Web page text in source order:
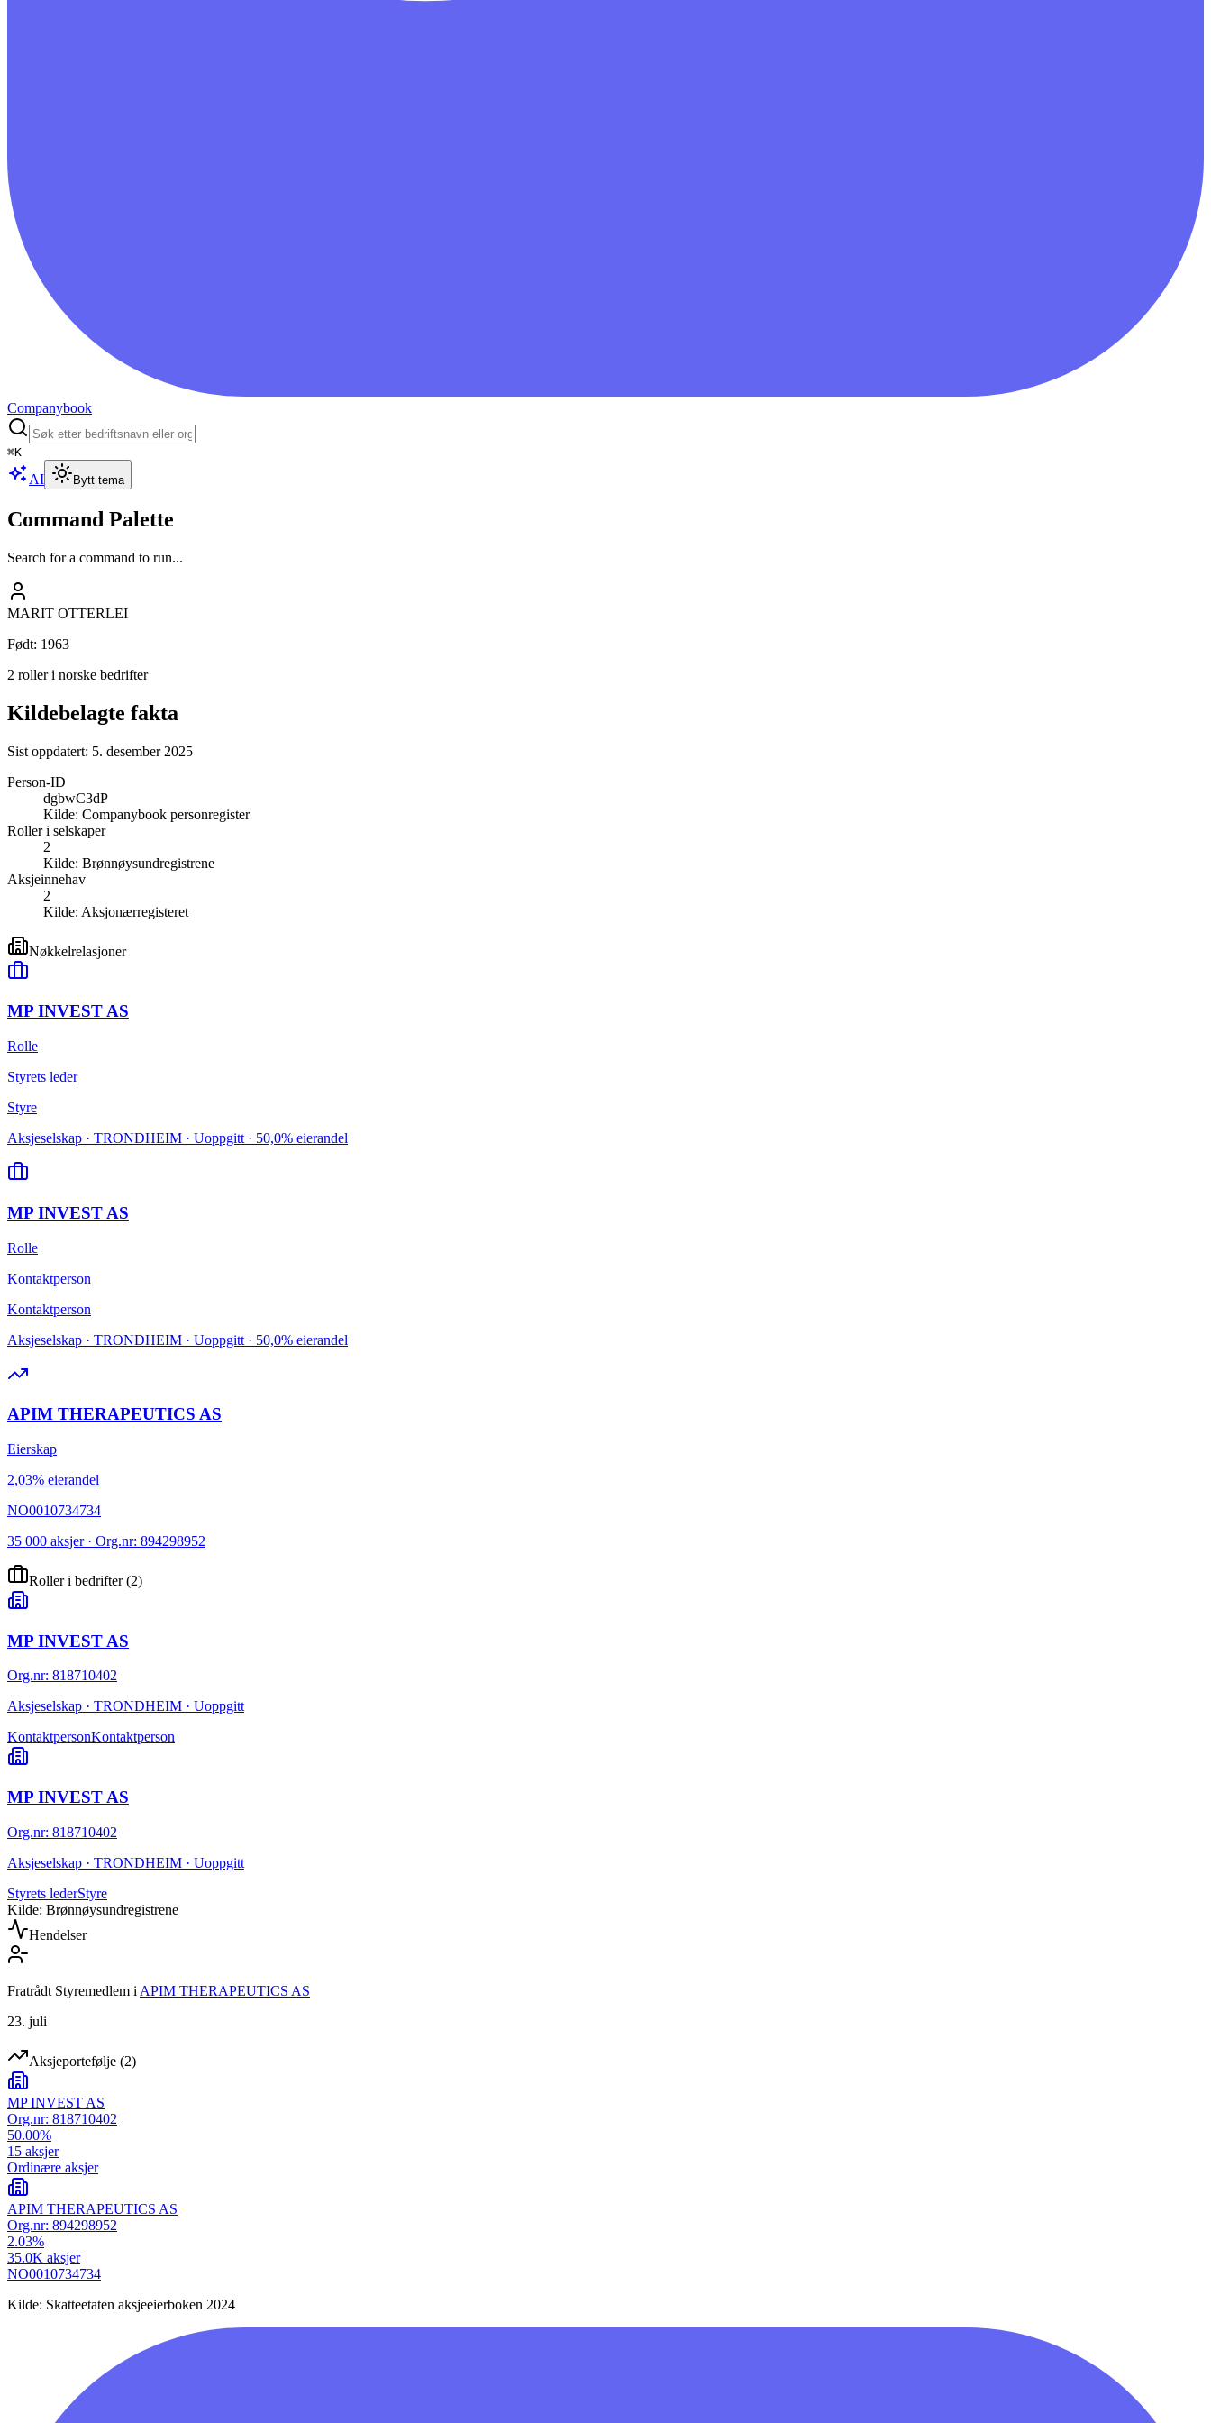
Companybook
⌘K
AI Bytt tema
Command Palette
Search for a command to run...
MARIT OTTERLEI
Født: 1963
2 roller i norske bedrifter
Kildebelagte fakta
Sist oppdatert: 5. desember 2025
Person-ID
dgbwC3dP
Kilde: Companybook personregister
Roller i selskaper
2
Kilde: Brønnøysundregistrene
Aksjeinnehav
2
Kilde: Aksjonærregisteret
Nøkkelrelasjoner
MP INVEST AS
Rolle
Styrets leder
Styre
Aksjeselskap · TRONDHEIM · Uoppgitt · 50,0% eierandel
MP INVEST AS
Rolle
Kontaktperson
Kontaktperson
Aksjeselskap · TRONDHEIM · Uoppgitt · 50,0% eierandel
APIM THERAPEUTICS AS
Eierskap
2,03% eierandel
NO0010734734
35 000 aksjer · Org.nr: 894298952
Roller i bedrifter(2)
MP INVEST AS
Org.nr: 818710402
Aksjeselskap · TRONDHEIM · Uoppgitt
KontaktpersonKontaktperson
MP INVEST AS
Org.nr: 818710402
Aksjeselskap · TRONDHEIM · Uoppgitt
Styrets lederStyre
Kilde: Brønnøysundregistrene
Hendelser
Fratrådt Styremedlem i APIM THERAPEUTICS AS
23. juli
Aksjeportefølje (2)
MP INVEST AS
Org.nr: 818710402
50.00%
15 aksjer
Ordinære aksjer
APIM THERAPEUTICS AS
Org.nr: 894298952
2.03%
35.0K aksjer
NO0010734734
Kilde: Skatteetaten aksjeeierboken 2024